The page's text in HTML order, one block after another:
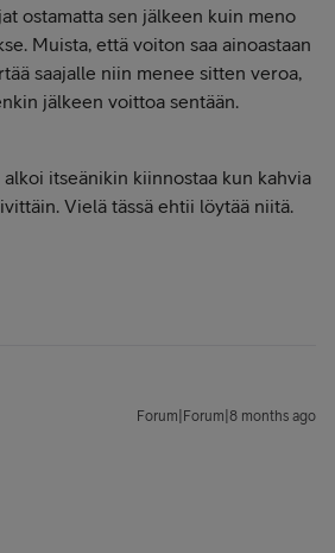
ostamatta sen jälkeen kuin meno
Muista, että voiton saa ainoastaan
saajalle niin menee sitten veroa,
jälkeen voittoa sentään.
itseänikin kiinnostaa kun kahvia
Vielä tässä ehtii löytää niitä.
Forum|Forum|8 months ago